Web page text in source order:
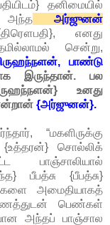
தனிமையில்
அந்த அர்ஜுனன்
எனது
சென்று,
பாண்டு
இருந்தான். பல
உனது
{அர்ஜுனன்}.
“மகளிருக்கு
சொல்லிக்
பாஞ்சாலியால்
பீபத்சு {பீபத்சு}
அமைதியாகத்
பெண்கள்
அந்தப் பாஞ்சால